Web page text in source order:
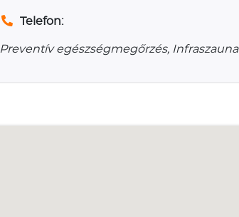
Telefon:
Preventív egészségmegőrzés, Infraszauna